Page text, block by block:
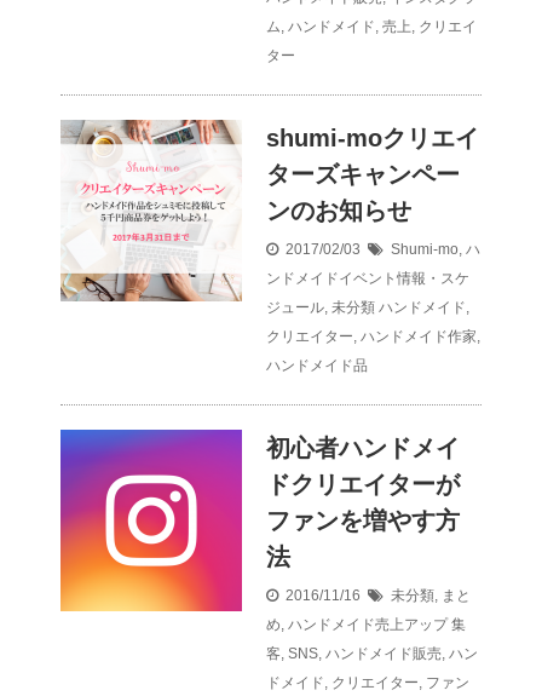
ム, ハンドメイド, 売上, クリエイ
ター
shumi-moクリエイ
ターズキャンペー
ンのお知らせ
2017/02/03 Shumi-mo, ハ
ンドメイドイベント情報・スケ
ジュール, 未分類 ハンドメイド,
クリエイター, ハンドメイド作家,
ハンドメイド品
初心者ハンドメイ
ドクリエイターが
ファンを増やす方
法
2016/11/16 未分類, まと
め, ハンドメイド売上アップ 集
客, SNS, ハンドメイド販売, ハン
ドメイド, クリエイター, ファン